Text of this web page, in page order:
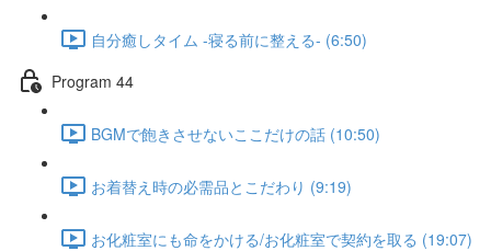
自分癒しタイム -寝る前に整える- (6:50)
Program 44
BGMで飽きさせないここだけの話 (10:50)
お着替え時の必需品とこだわり (9:19)
お化粧室にも命をかける/お化粧室で契約を取る (19:07)